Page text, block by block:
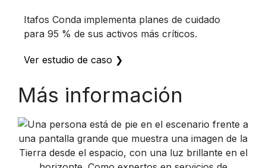
Itafos Conda implementa planes de cuidado
para 95 % de sus activos más críticos.
Ver estudio de caso ❯
Más información